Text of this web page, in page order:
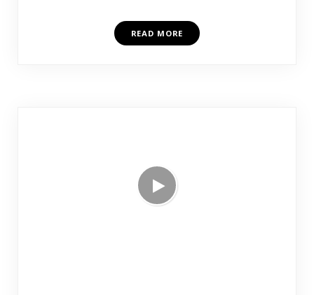
READ MORE